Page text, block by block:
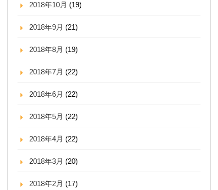
2018年10月 (19)
2018年9月 (21)
2018年8月 (19)
2018年7月 (22)
2018年6月 (22)
2018年5月 (22)
2018年4月 (22)
2018年3月 (20)
2018年2月 (17)